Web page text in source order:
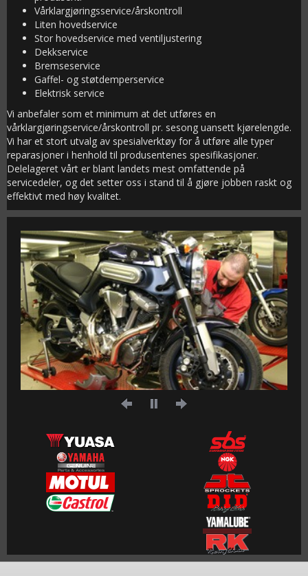
Vårklargjøringsservice/årskontroll
Liten hovedservice
Stor hovedservice med ventiljustering
Dekkservice
Bremseservice
Gaffel- og støtdemperservice
Elektrisk service
Vi anbefaler som et minimum at det utføres en
vårklargjøringservice/årskontroll pr. sesong uansett kjørelengde.
Vi har et stort utvalg av spesialverktøy for å utføre alle typer
reparasjoner i henhold til produsentenes spesifikasjoner.
Delelageret vårt er blant landets mest omfattende på
servicedeler, og det setter oss i stand til å gjøre jobben raskt og
effektivt med høy kvalitet.